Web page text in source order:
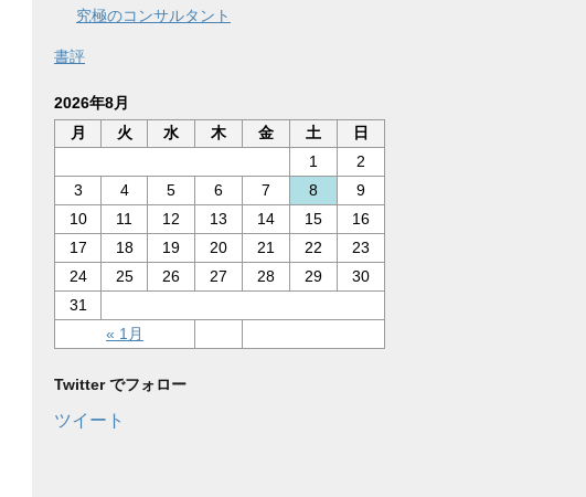
究極のコンサルタント
書評
2026年8月
月
火 水 木 金 土 日
« 1月
1
2
3
4 5 6 7 8
9
10
11 12 13 14 15
16
17
18 19 20 21 22
23
24
25 26 27 28 29
30
31
Twitter でフォロー
ツイート